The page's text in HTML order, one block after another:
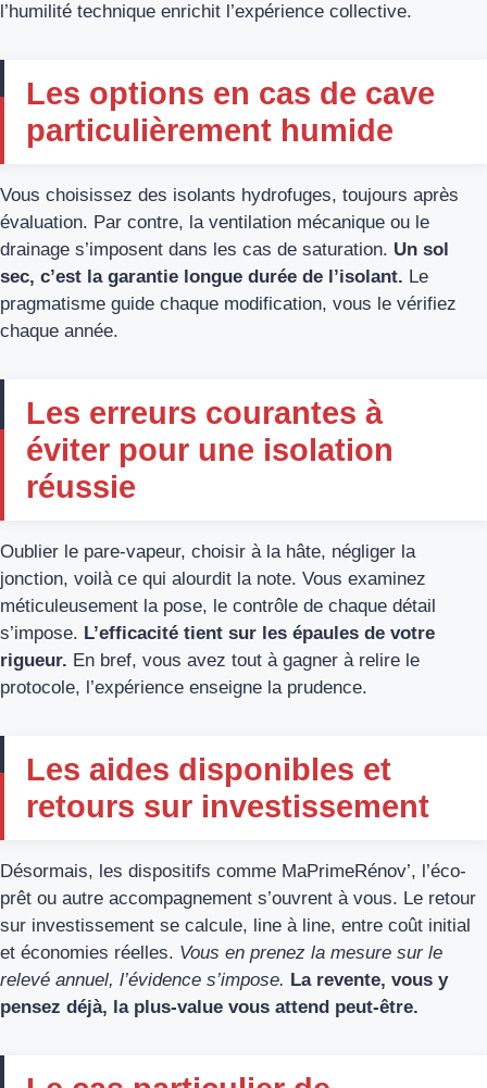
l’humilité technique enrichit l’expérience collective.
Les options en cas de cave
particulièrement humide
Vous choisissez des isolants hydrofuges, toujours après
évaluation. Par contre, la ventilation mécanique ou le
drainage s’imposent dans les cas de saturation. Un sol
sec, c’est la garantie longue durée de l’isolant. Le
pragmatisme guide chaque modification, vous le vérifiez
chaque année.
Les erreurs courantes à
éviter pour une isolation
réussie
Oublier le pare-vapeur, choisir à la hâte, négliger la
jonction, voilà ce qui alourdit la note. Vous examinez
méticuleusement la pose, le contrôle de chaque détail
s’impose. L’efficacité tient sur les épaules de votre
rigueur. En bref, vous avez tout à gagner à relire le
protocole, l’expérience enseigne la prudence.
Les aides disponibles et
retours sur investissement
Désormais, les dispositifs comme MaPrimeRénov’, l’éco-
prêt ou autre accompagnement s’ouvrent à vous. Le retour
sur investissement se calcule, line à line, entre coût initial
et économies réelles. Vous en prenez la mesure sur le
relevé annuel, l’évidence s’impose. La revente, vous y
pensez déjà, la plus-value vous attend peut-être.